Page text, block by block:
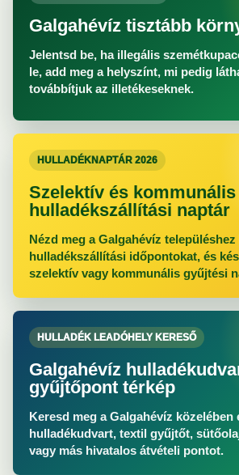
Galgahévíz tisztább
Jelentsd be, ha illegális
le, add meg a helyszínt, mi pedig
továbbítjuk az illetékeseknek.
HULLADÉKNAPTÁR 2026
Szelektív és kommunális
hulladékszállítási naptár
Nézd meg a Galgahévíz
hulladékszállítási időpontokat, és
szelektív vagy kommunális gyűjtési
HULLADÉK LEADÓHELY KERESŐ
Galgahévíz
gyűjtőpont térkép
Keresd meg a Galgahévíz közelében
hulladékudvart, textil gyűjtőt,
vagy más hivatalos átvételi pontot.